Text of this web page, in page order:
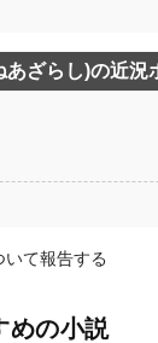
あざらし)の近況
いて報告する
めの小説